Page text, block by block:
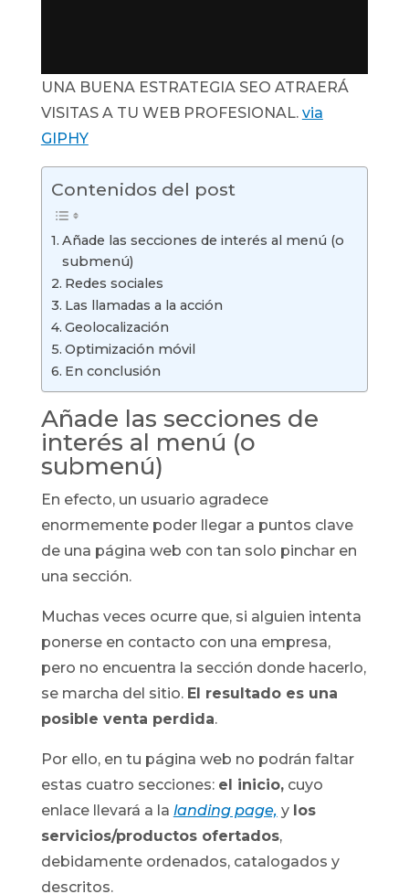
UNA BUENA ESTRATEGIA SEO ATRAERÁ
VISITAS A TU WEB PROFESIONAL. via
GIPHY
Contenidos del post
Añade las secciones de interés al menú (o
submenú)
Redes sociales
Las llamadas a la acción
Geolocalización
Optimización móvil
En conclusión
Añade las secciones de
interés al menú (o
submenú)
En efecto, un usuario agradece
enormemente poder llegar a puntos clave
de una página web con tan solo pinchar en
una sección.
Muchas veces ocurre que, si alguien intenta
ponerse en contacto con una empresa,
pero no encuentra la sección donde hacerlo,
se marcha del sitio. El resultado es una
posible venta perdida.
Por ello, en tu página web no podrán faltar
estas cuatro secciones: el inicio,cuyo
enlace llevará a la landing page, y los
servicios/productos ofertados,
debidamente ordenados, catalogados y
descritos.